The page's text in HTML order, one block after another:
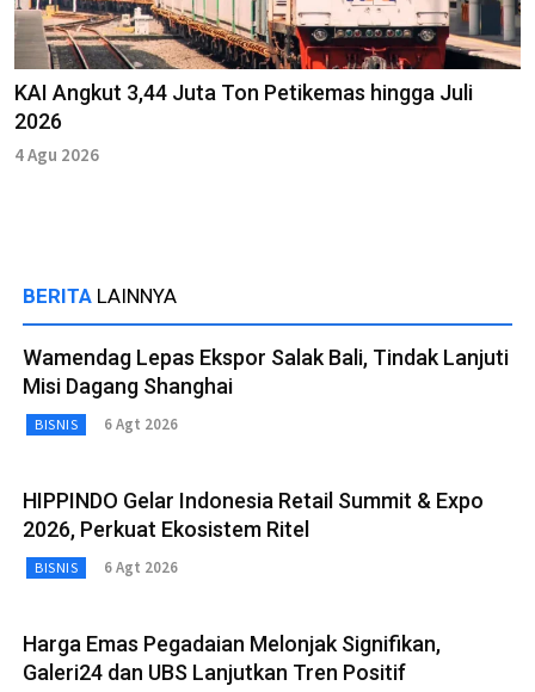
KAI Angkut 3,44 Juta Ton Petikemas hingga Juli
2026
4 Agu 2026
BERITA LAINNYA
Wamendag Lepas Ekspor Salak Bali, Tindak Lanjuti
Misi Dagang Shanghai
BISNIS 6 Agt 2026
HIPPINDO Gelar Indonesia Retail Summit & Expo
2026, Perkuat Ekosistem Ritel
BISNIS 6 Agt 2026
Harga Emas Pegadaian Melonjak Signifikan,
Galeri24 dan UBS Lanjutkan Tren Positif